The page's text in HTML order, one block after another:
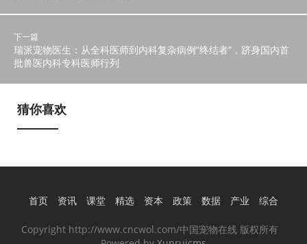
下一篇
瑞派宠物医生：从全科医师到内科复杂病例“终结者”，跻身国内首
批兽医内科专科医师行列
猜你喜欢
首页 资讯 课堂 精选 资本 政策 数据 产业 综合
Copyright http://www.cncwol.com/中国宠物在线 版权所有